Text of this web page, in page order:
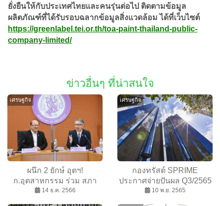
ยั่งยืนให้กับประเทศไทยและคนรุ่นต่อไป ติดตามข้อมูล
ผลิตภัณฑ์ที่ได้รับรอบฉลากข้อมูลสิ่งแวดล้อม ได้ที่เว็บไซต์
https://greenlabel.tei.or.th/toa-paint-thailand-public-
company-limited/
ข่าวอื่นๆ ที่น่าสนใจ
เศรษฐกิจ
ผนึก 2 ยักษ์ อุตฯ!
ก.อุตสาหกรรม ร่วม สภา
อุตฯ ลุยขับเคลื่อนเศรษฐกิจ
14 ธ.ค. 2566
เศรษฐกิจ
กองทรัสต์ SPRIME
ประกาศจ่ายปันผล Q3/2565
อัตรา 0.1600 บาท ดัน Yield
10 พ.ย. 2565